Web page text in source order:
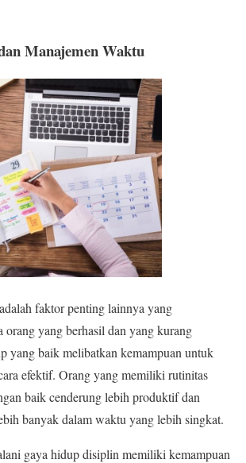
Manajemen Waktu
faktor penting lainnya yang
orang yang berhasil dan yang kurang
yang baik melibatkan kemampuan untuk
efektif. Orang yang memiliki rutinitas
baik cenderung lebih produktif dan
banyak dalam waktu yang lebih singkat.
gaya hidup disiplin memiliki kemampuan